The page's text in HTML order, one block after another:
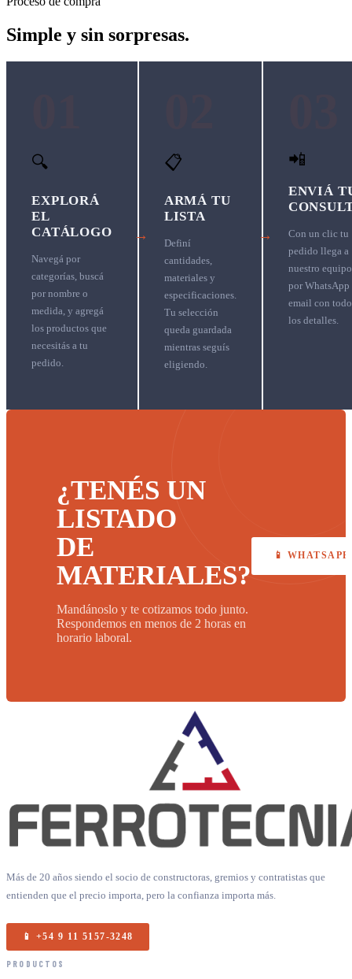
Simple y sin sorpresas.
🔍
EXPLORÁ
EL
CATÁLOGO
Navegá por
categorías, buscá
por nombre o
medida, y agregá
los productos que
necesitás a tu
pedido.
→
📋
ARMÁ TU
LISTA
Definí
cantidades,
materiales y
especificaciones.
Tu selección
queda guardada
mientras seguís
eligiendo.
→
📲
ENVIÁ
Con un clic tu
pedido llega a
nuestro equipo
por WhatsApp
email con
los detalles.
¿TENÉS UN
LISTADO
DE
MATERIALES?
Mandánoslo y te cotizamos todo junto.
Respondemos en menos de 2 horas en
horario laboral.
📱
Más de 20 años siendo el socio de constructoras, gremios y contratistas que
entienden que el precio importa, pero la confianza importa más.
📱 +54 9 11 5157-3248
PRODUCTOS